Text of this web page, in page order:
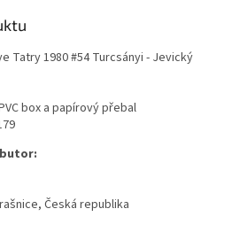
Tatry 1980 #54 Turcsányi - Jevický
box a papírový přebal
, Česká republika